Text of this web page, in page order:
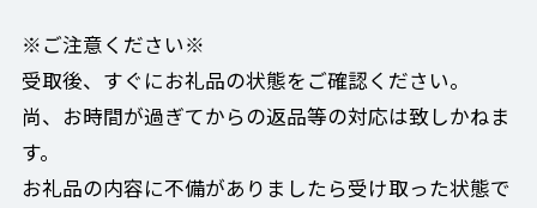
※ご注意ください※
受取後、すぐにお礼品の状態をご確認ください。
尚、お時間が過ぎてからの返品等の対応は致しかねま
す。
お礼品の内容に不備がありましたら受け取った状態で